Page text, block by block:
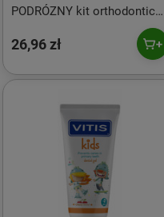
PODRÓZNY kit orthodontic
(pasta 15ml, płyn 30ml, wosk,
szczoteczka ortho access,
26,96 zł